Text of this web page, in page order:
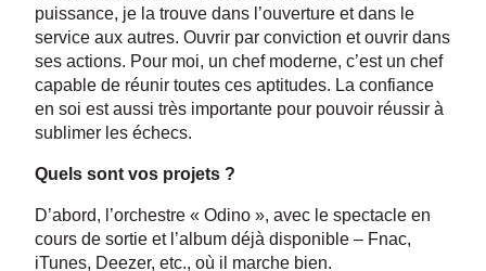
puissance, je la trouve dans l’ouverture et dans le
service aux autres. Ouvrir par conviction et ouvrir dans
ses actions. Pour moi, un chef moderne, c’est un chef
capable de réunir toutes ces aptitudes. La confiance
en soi est aussi très importante pour pouvoir réussir à
sublimer les échecs.
Quels sont vos projets ?
D’abord, l’orchestre « Odino », avec le spectacle en
cours de sortie et l’album déjà disponible – Fnac,
iTunes, Deezer, etc., où il marche bien.